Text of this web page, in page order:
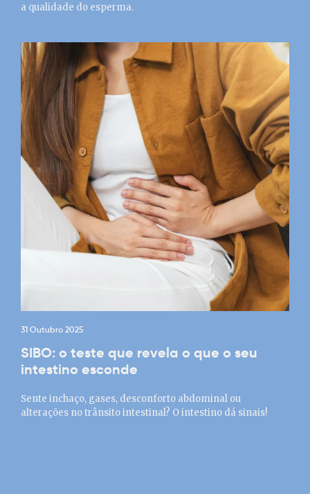
a qualidade do esperma.
31 Outubro 2025
SIBO: o teste que revela o que o seu
intestino esconde
Sente inchaço, gases, desconforto abdominal ou
alterações no trânsito intestinal? O intestino dá sinais!